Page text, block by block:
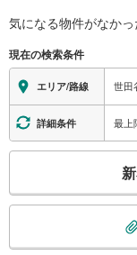
※段差なしでの移動経路
地上⇔改札⇔ホーム：○
エレベータ
・各ホーム⇔Ｂ２Ｆ改札
トイレ
《多機能トイレ》
・有り
・ＡＥＤ
気になる物件がなかっ
現在の検索条件
エリア/路線 世田
詳細条件 最上
検